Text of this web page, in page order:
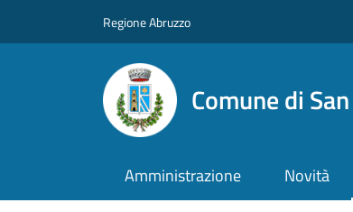
Regione Abruzzo
Comune di
Amministrazione Novità